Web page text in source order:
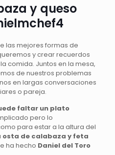
y queso
las mejores formas de
y crear recuerdos
comida. Juntos en la mesa,
de nuestros problemas
en largas conversaciones
o pareja.
faltar un plato
pero lo
para estar a la altura del
osta de calabaza y feta
ha hecho Daniel del Toro